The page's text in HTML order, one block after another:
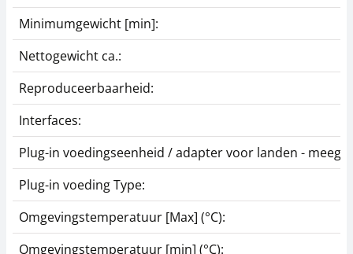
Minimumgewicht [min]:
Nettogewicht ca.:
Reproduceerbaarheid:
Interfaces:
Plug-in voedingseenheid / adapter voor landen -
Plug-in voeding Type:
Omgevingstemperatuur [Max] (°C):
Omgevingstemperatuur [min] (°C):